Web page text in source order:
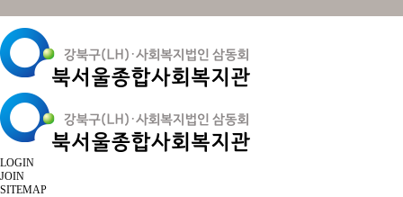
LOGIN
JOIN
SITEMAP